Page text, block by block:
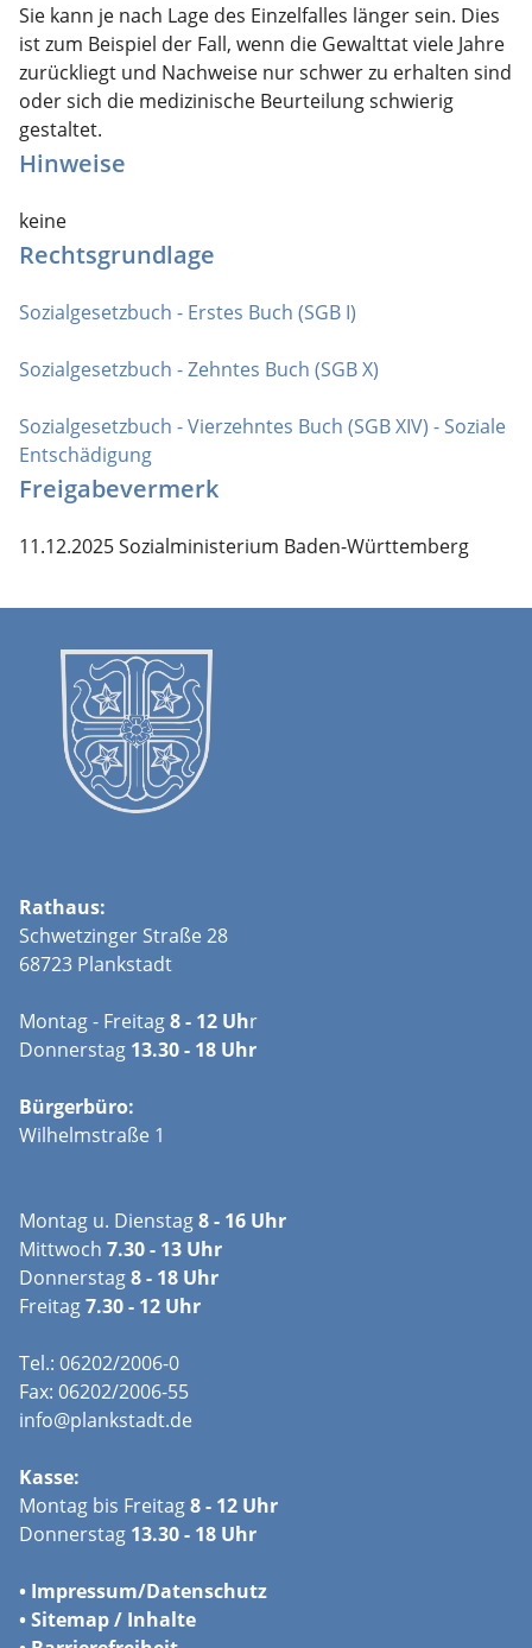
Sie kann je nach Lage des Einzelfalles länger sein. Dies
ist zum Beispiel der Fall, wenn die Gewalttat viele Jahre
zurückliegt und Nachweise nur schwer zu erhalten sind
oder sich die medizinische Beurteilung schwierig
gestaltet.
Hinweise
keine
Rechtsgrundlage
Sozialgesetzbuch - Erstes Buch (SGB I)
Sozialgesetzbuch - Zehntes Buch (SGB X)
Sozialgesetzbuch - Vierzehntes Buch (SGB XIV) - Soziale
Entschädigung
Freigabevermerk
11.12.2025 Sozialministerium Baden-Württemberg
Rathaus:
Schwetzinger Straße 28
68723 Plankstadt
Montag - Freitag8 - 12 Uhr
Donnerstag 13.30 - 18 Uhr
Bürgerbüro:
Wilhelmstraße 1
Montag u. Dienstag8 - 16 Uhr
Mittwoch 7.30 - 13 Uhr
Donnerstag8 - 18 Uhr
Freitag7.30 - 12 Uhr
Tel.: 06202/2006-0
Fax: 06202/2006-55
info@plankstadt.de
Kasse:
Montag bis Freitag8 - 12 Uhr
Donnerstag 13.30 - 18 Uhr
• Impressum/Datenschutz
•Sitemap / Inhalte